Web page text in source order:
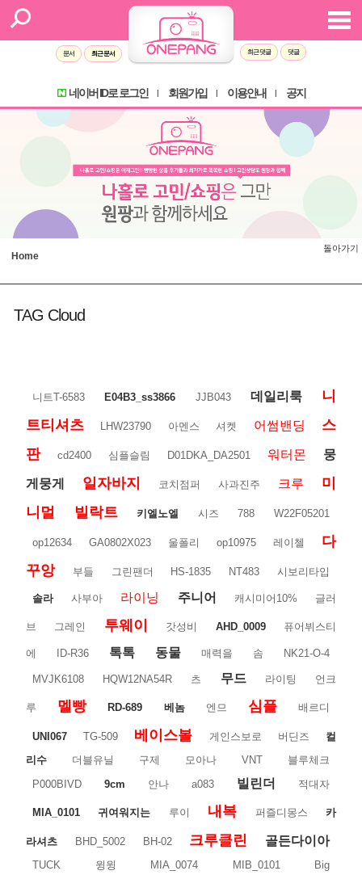
문서 최근 문서 최근 댓글 댓글
네이버 ID로 로그인 회원가입 이용안내 공지
Home
돌아가기
TAG Cloud
니트T-6583 E04B3_ss3866 JJB043 데일리룩
니
트티셔츠
LHW23790 아멘스 셔켓 어썸밴딩
스
판
cd2400 심플슬림 D01DKA_DA2501 워터몬 뭉
게뭉게 일자바지 코치점퍼 사과진주 크루
미
니멀
빌락트 키엘노엘 시즈 788 W22F05201
op12634 GA0802X023 울폴리 op10975 레이첼
다
꾸앙
부들 그린팬더 HS-1835 NT483 시보리타입
솔라 사부아 라이닝 주니어 캐시미어10% 글러
브 그레인 투웨이 갓성비 AHD_0009 퓨어뷔스티
에 ID-R36 톡톡 동물 매력을 솜 NK21-O-4
MVJK6108 HQW12NA54R 츠 무드 라이팅 언크
루 멜빵 RD-689 베놈 엔므 심플 배르디
UNI067 TG-509 베이스볼 게인스보로 버딘즈
컬
리수
더블유닐 구제 모아나 VNT
블루체크
P000BIVD
9cm 안나 a083 빌린더 적대자
MIA_0101 귀여워지는 루이 내복 퍼즐디몽스 카
라셔츠 BHD_5002 BH-02 크루클린 골든다이아
TUCK 윙윙 MIA_0074 MIB_0101 Big